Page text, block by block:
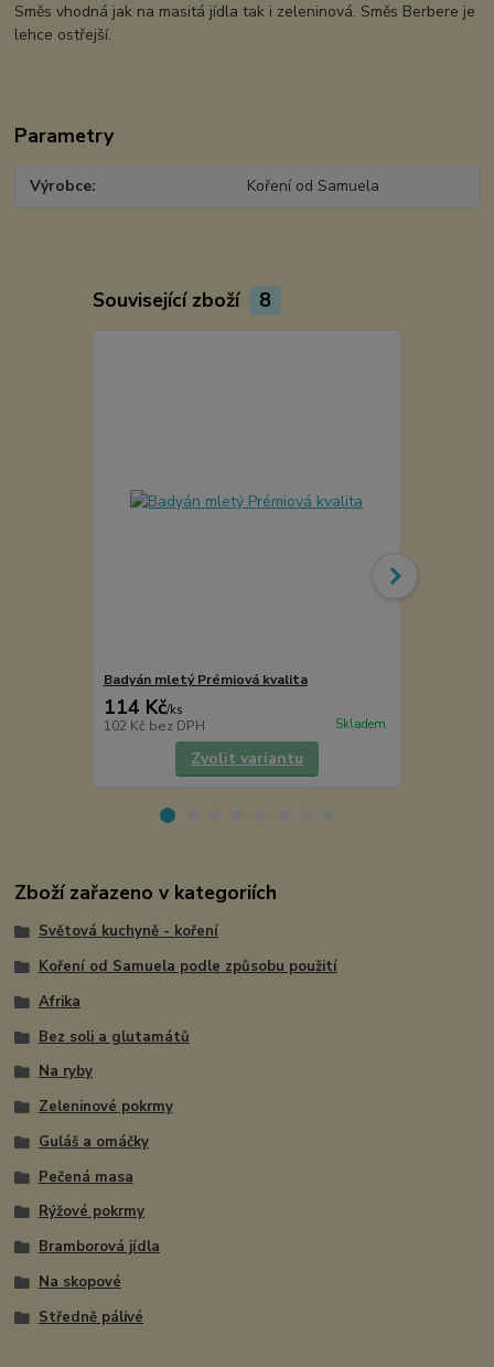
Směs vhodná jak na masitá jídla tak i zeleninová. Směs Berbere je
lehce ostřejší.
Parametry
Výrobce Koření od Samuela
Související zboží 8
Badyán mletý Prémiová kvalita
114 Kč/ks
102 Kč bez DPH Skladem
Zvolit variantu
Zboží zařazeno v kategoriích
Světová kuchyně - koření
Koření od Samuela podle způsobu použití
Afrika
Bez soli a glutamátů
Na ryby
Zeleninové pokrmy
Guláš a omáčky
Pečená masa
Rýžové pokrmy
Bramborová jídla
Na skopové
Středně pálivé